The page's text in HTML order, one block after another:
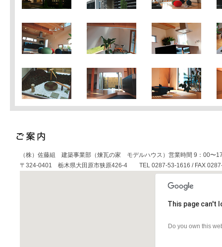
（株）佐藤組 建築事業部（煉瓦の家 モデルハウス）営業時間 9：00〜
〒324-0401 栃木県大田原市狭原426-4 TEL 0287-53-1616 / FAX
This page can't
Do you own this